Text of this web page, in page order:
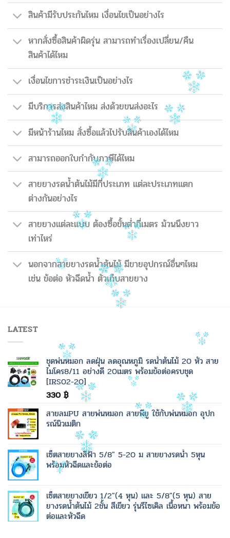
สินค้ามีรับประกันไหม เงื่อนไขเป็นอย่างไร
หากสั่งซื้อสินค้าผิดรุ่น สามารถทำเรื่องเปลี่ยน/คืน
สินค้าได้ไหม
เงื่อนไขการชำระเงินเป็นอย่างไร
มีบริการส่งสินค้าไหม ส่งด้วยขนส่งอะไร
มีหน้าร้านไหม สั่งซื้อแล้วไปรับสินค้าเองได้ไหม
สามารถออกใบกำกับภาษีได้ไหม
สายยางรดน้ำต้นไม้มีกี่ประเภท แต่ละประเภทแตก
ต่างกันอย่างไร
สายยางแต่ละแบบ ต้องซื้อขั้นต่ำกี่เมตร ม้วนนึงยาว
เท่าไหร่
นอกจากสายยางรดน้ำต้นไม้ มีขายอุปกรณ์อื่นๆไหม
เช่น ข้อต่อ หัวฉีดน้ำ ตัวเก็บสายยาง
LATEST
ชุดพ่นหมอก ลดฝุ่น ลดอุณหภูมิ รดน้ำต้นไม้ 20 หัว สาย
ไมโคร8/11 อย่างดี 20เมตร พร้อมข้อต่อครบชุด
[IRS02-20]
330 ฿
สายลมPU สายพ่นหมอก สายพียู ใช้กับพ่นหมอก อุปก
รณ์นิวเมติก
เซ็ตสายยางสีฟ้า 5/8" 5-20 ม สายยางรดน้ำ 5หุน
พร้อมหัวฉีดและข้อต่อ
เซ็ตสายยางเขียว 1/2"(4 หุน) และ 5/8"(5 หุน) สาย
ยางรดน้ำต้นไม้ 2ชั้น สีเขียว รุ่นรีไซเคิล เนื้อหนา พร้อมข้อ
ต่อและหัวฉีด